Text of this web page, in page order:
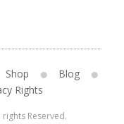
Shop
Blog
Rights
Reserved.